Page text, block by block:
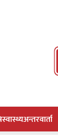
स्वास्थ्यअन्तरवार्ता